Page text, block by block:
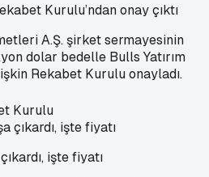
Kurulu’ndan onay çıktı
A.Ş. şirket sermayesinin
dolar bedelle Bulls Yatırım
Rekabet Kurulu onayladı.
Kurulu
işte fiyatı